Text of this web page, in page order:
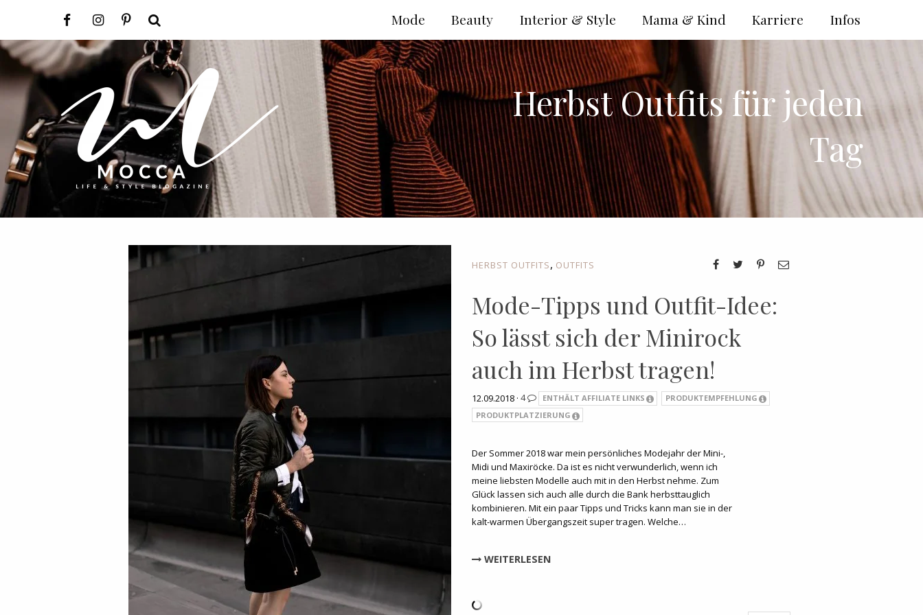
Herbst Outfits für jeden
Tag
HERBST OUTFITS, OUTFITS
Mode-Tipps und Outfit-Idee:
So lässt sich der Minirock
auch im Herbst tragen!
12.09.2018 · 4 ENTHÄLT AFFILIATE LINKS
PRODUKTEMPFEHLUNG
PRODUKTPLATZIERUNG
Der Sommer 2018 war mein persönliches Modejahr der Mini-,
Midi und Maxiröcke. Da ist es nicht verwunderlich, wenn ich
meine liebsten Modelle auch mit in den Herbst nehme. Zum
Glück lassen sich auch alle durch die Bank herbsttauglich
kombinieren. Mit ein paar Tipps und Tricks kann man sie in der
kalt-warmen Übergangszeit super tragen. Welche…
WEITERLESEN
Infos
Karriere
Mama & Kind
Interior & Style
Beauty
Mode